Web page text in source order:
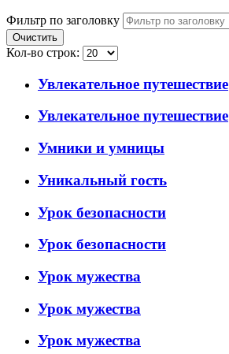
Фильтр по заголовку
Очистить
Кол-во строк:
Увлекательное путешествие
Увлекательное путешествие
Умники и умницы
Уникальный гость
Урок безопасности
Урок безопасности
Урок мужества
Урок мужества
Урок мужества